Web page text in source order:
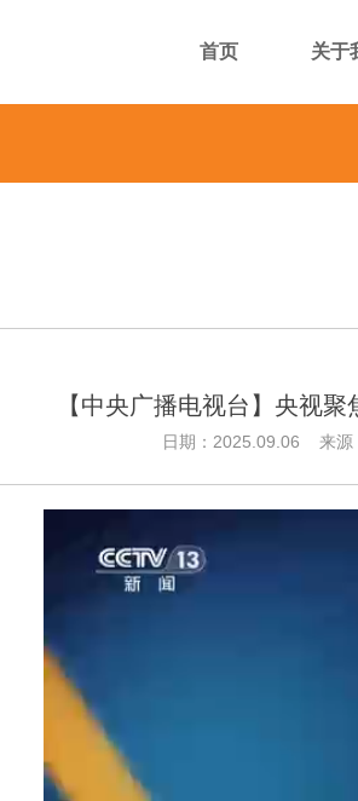
首页 关于
【中央广播电视台】央视
日期：2025.09.06 来源